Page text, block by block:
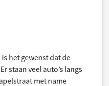
het gewenst dat de
staan veel auto’s langs
met name